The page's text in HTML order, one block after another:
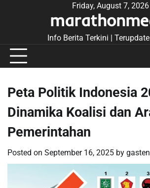
Friday, August 7, 2026
Info Berita Terkini |
Peta Politik Indonesia
Dinamika Koalisi dan
Pemerintahan
Posted on September 16, 2025 by gasten